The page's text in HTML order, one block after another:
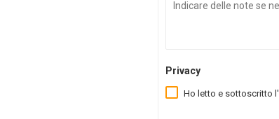
Privacy
Ho letto e sottoscritto l'